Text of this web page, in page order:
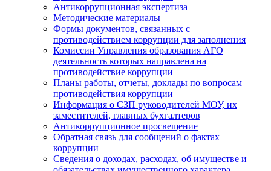
Антикоррупционная экспертиза
Методические материалы
Формы документов, связанных с
противодействием коррупции для заполнения
Комиссии Управления образования АГО
деятельность которых направлена на
противодействие коррупции
Планы работы, отчеты, доклады по вопросам
противодействия коррупции
Информация о СЗП руководителей МОУ, их
заместителей, главных бухгалтеров
Антикоррупционное просвещение
Обратная связь для сообщений о фактах
коррупции
Сведения о доходах, расходах, об имуществе и